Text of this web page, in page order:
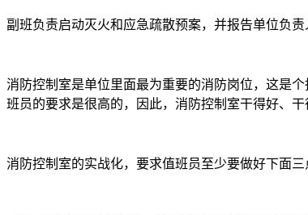
副班负责启动灭火和应急疏散预案，并报告单位负
消防控制室是单位里面最为重要的消防岗位，这是
班员的要求是很高的，因此，消防控制室干得好、干
消防控制室的实战化，要求值班员至少要做好下面三